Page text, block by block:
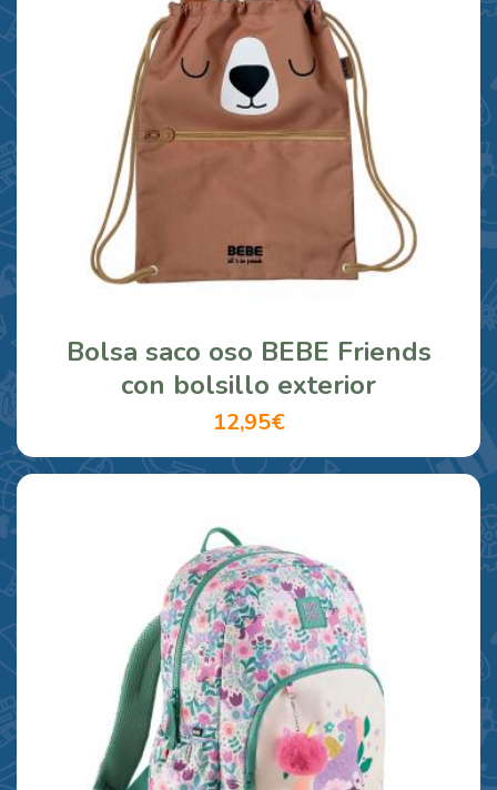
Bolsa saco oso BEBE Friends
con bolsillo exterior
12,95€